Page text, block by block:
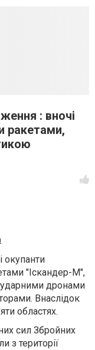
: вночі
ракетами,
окупанти
"Іскандер-М",
ударними дронами
Внаслідок
областях.
сил Збройних
з території